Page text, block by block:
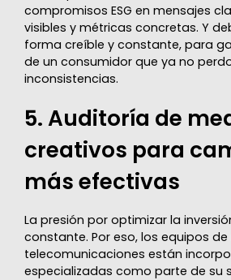
compromisos ESG en mensajes
visibles y métricas concretas. Y
forma creíble y constante, para
de un consumidor que ya no
inconsistencias.
5. Auditoría de
creativos para
más efectivas
La presión por optimizar la
constante. Por eso, los equipos
telecomunicaciones están
especializadas como parte de su